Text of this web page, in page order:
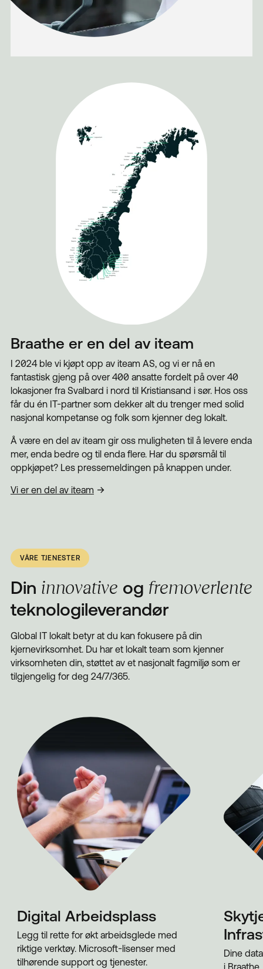
Braathe er en del av iteam
| 2024 ble vi kjøpt opp av iteam AS, og vi er nå en
fantastisk gjeng på over 400 ansatte fordelt på over 40
lokasjoner fra Svalbard i nord til Kristiansand i sør. Hos oss
får du én IT-partner som dekker alt du trenger med solid
nasjonal kompetanse og folk som kjenner deg lokalt.
Å være en del av iteam gir oss muligheten til å levere enda
mer, enda bedre og til enda flere. Har du spørsmål til
oppkjøpet? Les pressemeldingen på knappen under.
Vi er en del av iteam
VÅRE TJENESTER
Din innovative og fremoverlente
teknologileverandør
Global IT lokalt betyr at du kan fokusere på din
kjernevirksomhet. Du har et lokalt team som kjenner
virksomheten din, støttet av et nasjonalt fagmiljø som er
tilgjengelig for deg 24/7/365.
Digital Arbeidsplass
Legg til rette for økt arbeidsglede med
riktige verktøy. Microsoft-lisenser med
tilhørende support og tjenester.
Dine
i